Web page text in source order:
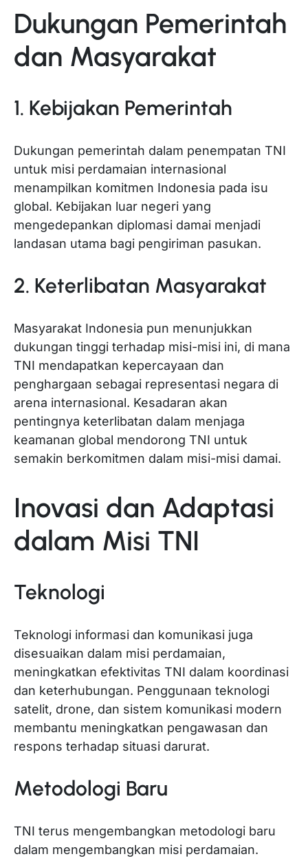
Dukungan Pemerintah
dan Masyarakat
1. Kebijakan Pemerintah
Dukungan pemerintah dalam penempatan TNI
untuk misi perdamaian internasional
menampilkan komitmen Indonesia pada isu
global. Kebijakan luar negeri yang
mengedepankan diplomasi damai menjadi
landasan utama bagi pengiriman pasukan.
2. Keterlibatan Masyarakat
Masyarakat Indonesia pun menunjukkan
dukungan tinggi terhadap misi-misi ini, di mana
TNI mendapatkan kepercayaan dan
penghargaan sebagai representasi negara di
arena internasional. Kesadaran akan
pentingnya keterlibatan dalam menjaga
keamanan global mendorong TNI untuk
semakin berkomitmen dalam misi-misi damai.
Inovasi dan Adaptasi
dalam Misi TNI
Teknologi
Teknologi informasi dan komunikasi juga
disesuaikan dalam misi perdamaian,
meningkatkan efektivitas TNI dalam koordinasi
dan keterhubungan. Penggunaan teknologi
satelit, drone, dan sistem komunikasi modern
membantu meningkatkan pengawasan dan
respons terhadap situasi darurat.
Metodologi Baru
TNI terus mengembangkan metodologi baru
dalam mengembangkan misi perdamaian.